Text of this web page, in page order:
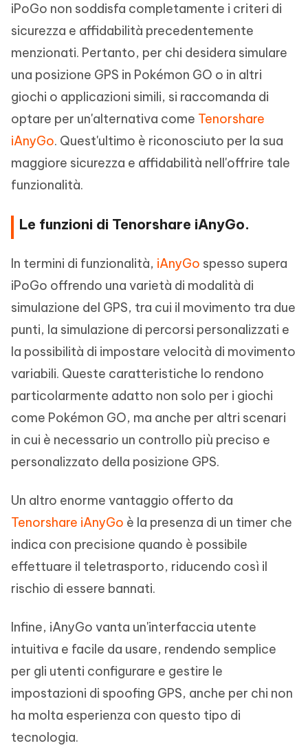
iPoGo non soddisfa completamente i criteri di
sicurezza e affidabilità precedentemente
menzionati. Pertanto, per chi desidera simulare
una posizione GPS in Pokémon GO o in altri
giochi o applicazioni simili, si raccomanda di
optare per un'alternativa come Tenorshare
iAnyGo. Quest'ultimo è riconosciuto per la sua
maggiore sicurezza e affidabilità nell'offrire tale
funzionalità.
Le funzioni di Tenorshare iAnyGo.
In termini di funzionalità, iAnyGo spesso supera
iPoGo offrendo una varietà di modalità di
simulazione del GPS, tra cui il movimento tra due
punti, la simulazione di percorsi personalizzati e
la possibilità di impostare velocità di movimento
variabili. Queste caratteristiche lo rendono
particolarmente adatto non solo per i giochi
come Pokémon GO, ma anche per altri scenari
in cui è necessario un controllo più preciso e
personalizzato della posizione GPS.
Un altro enorme vantaggio offerto da
Tenorshare iAnyGo è la presenza di un timer che
indica con precisione quando è possibile
effettuare il teletrasporto, riducendo così il
rischio di essere bannati.
Infine, iAnyGo vanta un'interfaccia utente
intuitiva e facile da usare, rendendo semplice
per gli utenti configurare e gestire le
impostazioni di spoofing GPS, anche per chi non
ha molta esperienza con questo tipo di
tecnologia.